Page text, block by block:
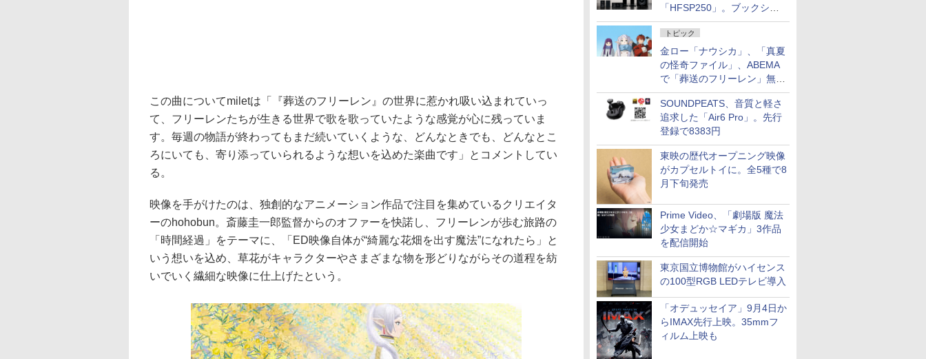
「HFSP250」。ブックシェ
ルフはペア3万円以下
トピック
金ロー「ナウシカ」、「真夏
の怪奇ファイル」、ABEMA
で「葬送のフリーレン」無料
配信など。夏の特番・配信情
報
SOUNDPEATS、音質と軽さ
追求した「Air6 Pro」。先行
登録で8383円
東映の歴代オープニング映像
がカプセルトイに。全5種で8
月下旬発売
Prime Video、「劇場版 魔法
少女まどか☆マギカ」3作品
を配信開始
東京国立博物館がハイセンス
の100型RGB LEDテレビ導入
「オデュッセイア」9月4日か
らIMAX先行上映。35mmフ
ィルム上映も
この曲についてmiletは「『葬送のフリーレン』の世界に惹かれ吸い込まれていっ
て、フリーレンたちが生きる世界で歌を歌っていたような感覚が心に残っていま
す。毎週の物語が終わってもまだ続いていくような、どんなときでも、どんなとこ
ろにいても、寄り添っていられるような想いを込めた楽曲です」とコメントしてい
る。
映像を手がけたのは、独創的なアニメーション作品で注目を集めているクリエイタ
ーのhohobun。斎藤圭一郎監督からのオファーを快諾し、フリーレンが歩む旅路の
「時間経過」をテーマに、「ED映像自体が“綺麗な花畑を出す魔法”になれたら」と
いう想いを込め、草花がキャラクターやさまざまな物を形どりながらその道程を紡
いでいく繊細な映像に仕上げたという。